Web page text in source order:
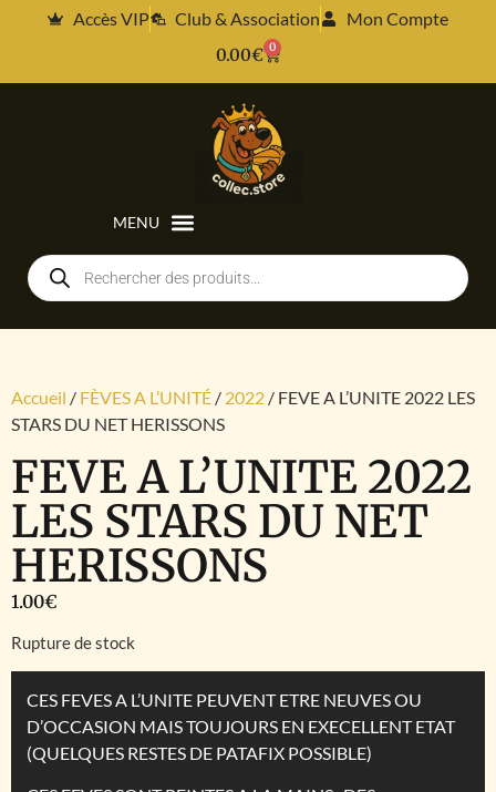
Accès VIP Club & Association
Mon Compte
0.00€ 0
Accueil / FÈVES A L’UNITÉ / 2022 / FEVE A L’UNITE 2022 LES
STARS DU NET HERISSONS
FEVE A L’UNITE 2022
LES STARS DU NET
HERISSONS
1.00€
Rupture de stock
CES FEVES A L’UNITE PEUVENT ETRE NEUVES OU
D’OCCASION MAIS TOUJOURS EN EXECELLENT ETAT
(QUELQUES RESTES DE PATAFIX POSSIBLE)